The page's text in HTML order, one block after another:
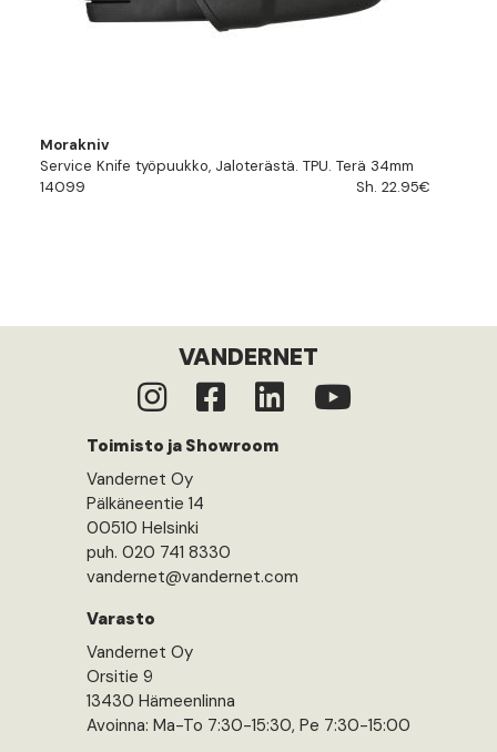
Morakniv
Service Knife työpuukko, Jaloterästä. TPU. Terä 34mm
14099
Sh. 22.95€
VANDERNET
Toimisto ja Showroom
Vandernet Oy
Pälkäneentie 14
00510 Helsinki
puh. 020 741 8330
vandernet@vandernet.com
Varasto
Vandernet Oy
Orsitie 9
13430 Hämeenlinna
Avoinna: Ma-To 7:30-15:30, Pe 7:30-15:00